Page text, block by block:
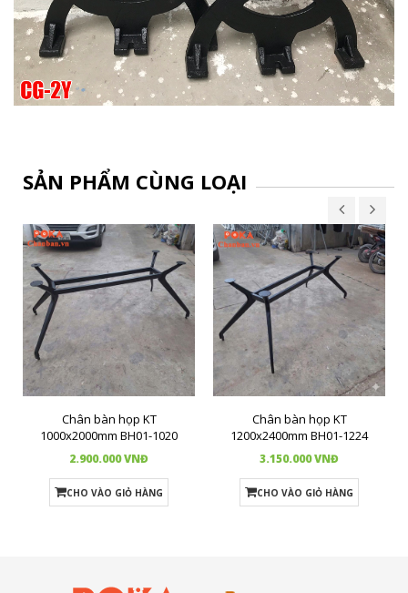
SẢN PHẨM CÙNG LOẠI
Chân bàn họp KT
1000x2000mm BH01-1020
2.900.000 VNĐ
CHO VÀO GIỎ HÀNG
Chân bàn họp KT
1200x2400mm BH01-1224
3.150.000 VNĐ
CHO VÀO GIỎ HÀNG